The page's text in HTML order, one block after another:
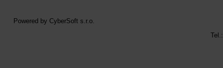
Powered by CyberSoft s.r.o.